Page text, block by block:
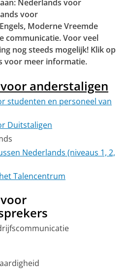
Nederlands voor
voor
Moderne Vreemde
communicatie. Voor veel
nog steeds mogelijk! Klik op
voor meer informatie.
anderstaligen
studenten en personeel van
Duitstaligen
Nederlands (niveaus 1, 2,
Talencentrum